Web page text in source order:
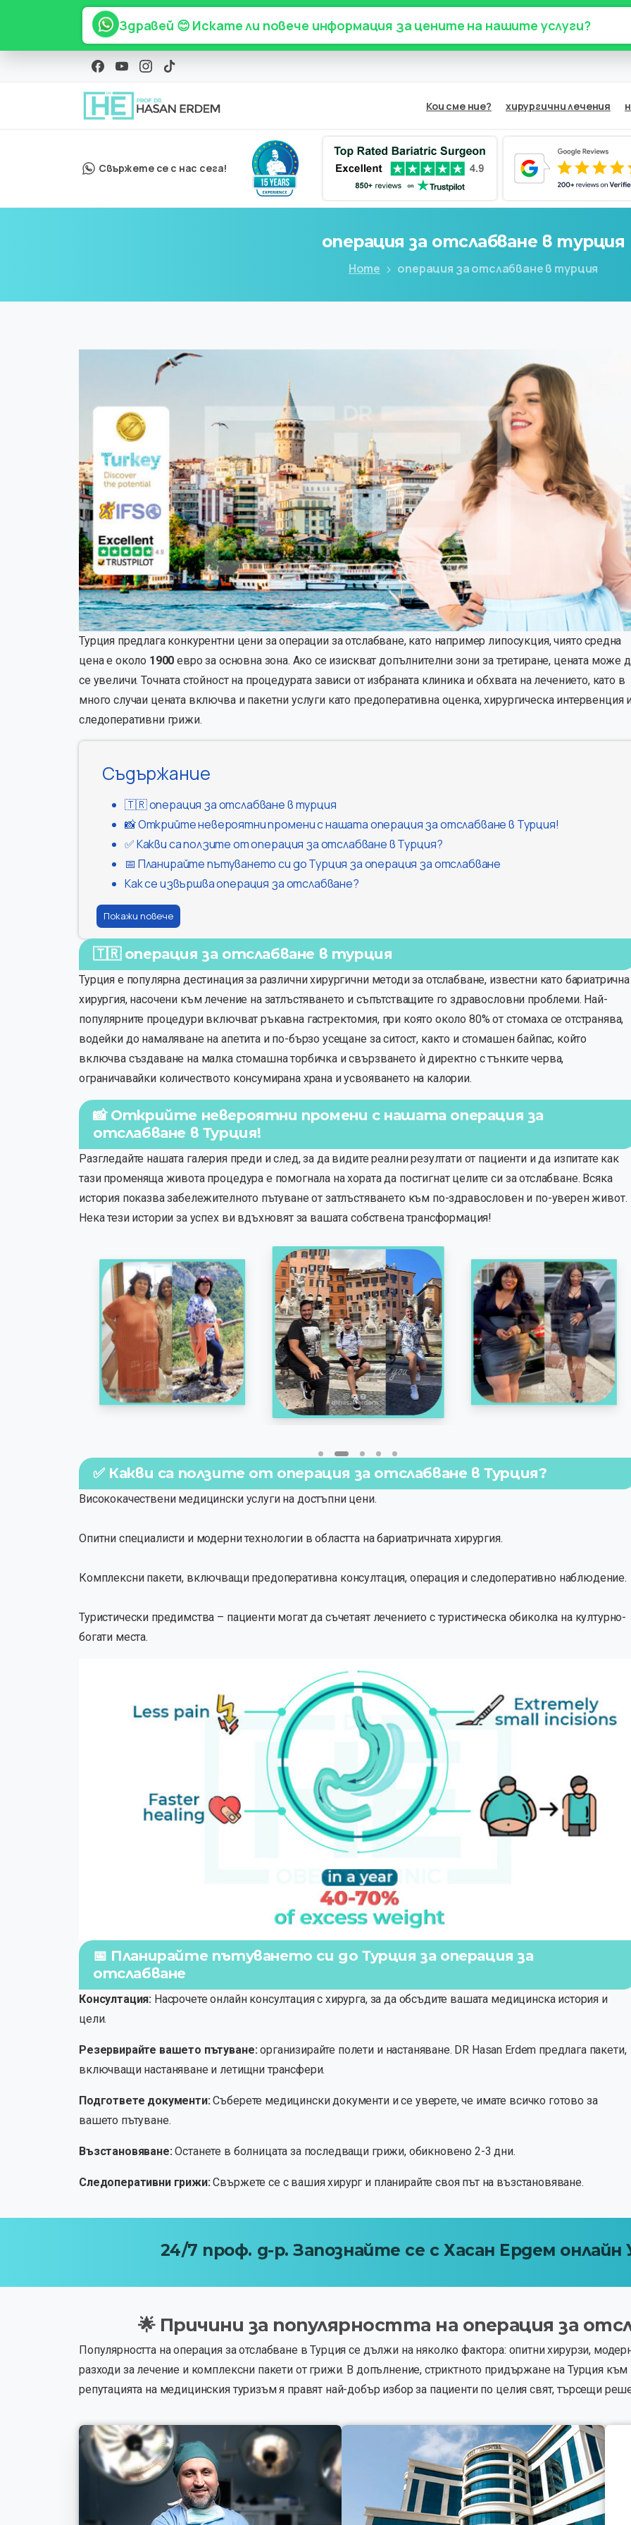
Здравей 😊 Искате ли повече информация за цените на нашите услуги?
Кои сме ние? хирургични лечения
Свържете се с нас сега!
операция за отслабване в турция
Home операция за отслабване в турция
Турция предлага конкурентни цени за операции за отслабване, като например липосукция, чиято средна
цена е около 1900 евро за основна зона. Ако се изискват допълнителни зони за третиране, цената може
се увеличи. Точната стойност на процедурата зависи от избраната клиника и обхвата на лечението, като в
много случаи цената включва и пакетни услуги като предоперативна оценка, хирургическа интервенция
следоперативни грижи.
Съдържание
🇹🇷 операция за отслабване в турция
📸 Открийте невероятни промени с нашата операция за отслабване в Турция!
✅ Какви са ползите от операция за отслабване в Турция?
📅 Планирайте пътуването си до Турция за операция за отслабване
Как се извършва операция за отслабване?
Покажи повече
🇹🇷 операция за отслабване в турция
Турция е популярна дестинация за различни хирургични методи за отслабване, известни като бариатрична
хирургия, насочени към лечение на затлъстяването и съпътстващите го здравословни проблеми. Най-
популярните процедури включват ръкавна гастректомия, при която около 80% от стомаха се отстранява,
водейки до намаляване на апетита и по-бързо усещане за ситост, както и стомашен байпас, който
включва създаване на малка стомашна торбичка и свързването ѝ директно с тънките черва,
ограничавайки количеството консумирана храна и усвояването на калории.
📸 Открийте невероятни промени с нашата операция за
отслабване в Турция!
Разгледайте нашата галерия преди и след, за да видите реални резултати от пациенти и да изпитате как
тази променяща живота процедура е помогнала на хората да постигнат целите си за отслабване. Всяка
история показва забележителното пътуване от затлъстяването към по-здравословен и по-уверен живот.
Нека тези истории за успех ви вдъхновят за вашата собствена трансформация!
✅ Какви са ползите от операция за отслабване в Турция?
Висококачествени медицински услуги на достъпни цени.
Опитни специалисти и модерни технологии в областта на бариатричната хирургия.
Комплексни пакети, включващи предоперативна консултация, операция и следоперативно наблюдение.
Туристически предимства – пациенти могат да съчетаят лечението с туристическа обиколка на културно-
богати места.
📅 Планирайте пътуването си до Турция за операция за
отслабване
Консултация: Насрочете онлайн консултация с хирурга, за да обсъдите вашата медицинска история и
цели.
Резервирайте вашето пътуване:организирайте полети и настаняване. DR Hasan Erdem предлага пакети,
включващи настаняване и летищни трансфери.
Подгответе документи:Съберете медицински документи и се уверете, че имате всичко готово за
вашето пътуване.
Възстановяване:Останете в болницата за последващи грижи, обикновено 2-3 дни.
Следоперативни грижи:Свържете се с вашия хирург и планирайте своя път на възстановяване.
24/7 проф. д-р. Запознайте се с Хасан Ердем онлайн
🌟 Причини за популярността на операция за
Популярността на операция за отслабване в Турция се дължи на няколко фактора: опитни хирурзи,
разходи за лечение и комплексни пакети от грижи. В допълнение, стриктното придържане на Турция
репутацията на медицинския туризъм я правят най-добър избор за пациенти по целия свят, търсещи